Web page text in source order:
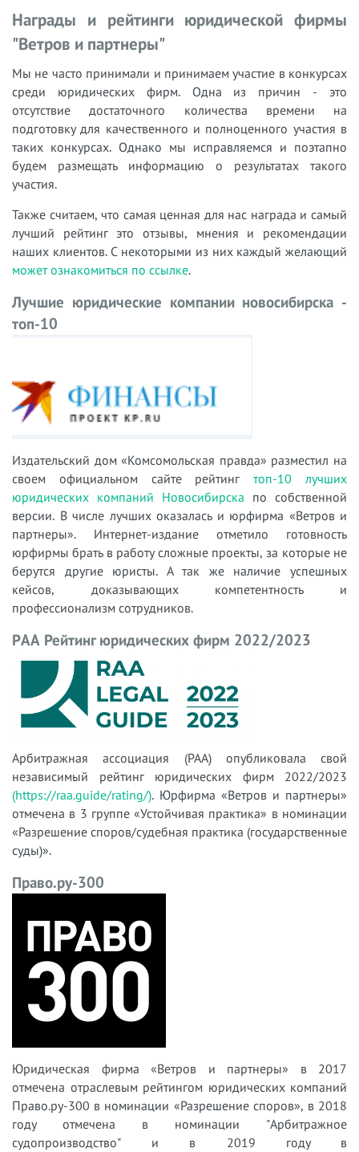
Награды и рейтинги юридической фирмы
"Ветров и партнеры"
Мы не часто принимали и принимаем участие в конкурсах
среди юридических фирм. Одна из причин - это
отсутствие достаточного количества времени на
подготовку для качественного и полноценного участия в
таких конкурсах. Однако мы исправляемся и поэтапно
будем размещать информацию о результатах такого
участия.
Также считаем, что самая ценная для нас награда и самый
лучший рейтинг это отзывы, мнения и рекомендации
наших клиентов. С некоторыми из них каждый желающий
может ознакомиться по ссылке.
Лучшие юридические компании новосибирска -
топ-10
Издательский дом «Комсомольская правда» разместил на
своем официальном сайте рейтингтоп-10 лучших
юридических компаний Новосибирска по собственной
версии. В числе лучших оказалась и юрфирма «Ветров и
партнеры». Интернет-издание отметило готовность
юрфирмы брать в работу сложные проекты, за которые не
берутся другие юристы. А так же наличие успешных
кейсов, доказывающих компетентность и
профессионализм сотрудников.
РAA Рейтинг юридических фирм 2022/2023
Арбитражная ассоциация (РАА) опубликовала свой
независимый рейтинг юридических фирм 2022/2023
(https://raa.guide/rating/). Юрфирма «Ветров и партнеры»
отмечена в 3 группе «Устойчивая практика» в номинации
«Разрешение споров/судебная практика (государственные
суды)».
Право.ру-300
Юридическая фирма «Ветров и партнеры» в 2017
отмечена отраслевым рейтингом юридических компаний
Право.ру-300 в номинации «Разрешение споров», в 2018
году отмечена в номинации "Арбитражное
судопроизводство" и в 2019 году в